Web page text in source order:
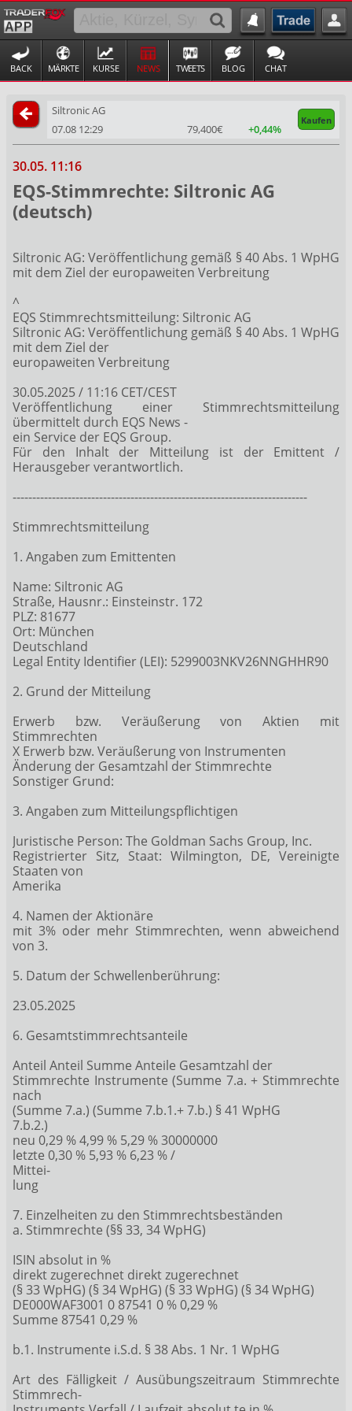
BACK MÄRKTE KURSE NEWS TWEETS BLOG CHAT
Siltronic AG
Kaufen
07.08 12:29 79,400€ +0,44%
30.05. 11:16
EQS-Stimmrechte: Siltronic AG
(deutsch)
Siltronic AG: Veröffentlichung gemäß § 40 Abs. 1 WpHG
mit dem Ziel der europaweiten Verbreitung
^
EQS Stimmrechtsmitteilung: Siltronic AG
Siltronic AG: Veröffentlichung gemäß § 40 Abs. 1 WpHG
mit dem Ziel der
europaweiten Verbreitung
30.05.2025 / 11:16 CET/CEST
Veröffentlichung einer Stimmrechtsmitteilung
übermittelt durch EQS News -
ein Service der EQS Group.
Für den Inhalt der Mitteilung ist der Emittent /
Herausgeber verantwortlich.
---------------------------------------------------------------------------
Stimmrechtsmitteilung
1. Angaben zum Emittenten
Name: Siltronic AG
Straße, Hausnr.: Einsteinstr. 172
PLZ: 81677
Ort: München
Deutschland
Legal Entity Identifier (LEI): 5299003NKV26NNGHHR90
2. Grund der Mitteilung
Erwerb bzw. Veräußerung von Aktien mit
Stimmrechten
X Erwerb bzw. Veräußerung von Instrumenten
Änderung der Gesamtzahl der Stimmrechte
Sonstiger Grund:
3. Angaben zum Mitteilungspflichtigen
Juristische Person: The Goldman Sachs Group, Inc.
Registrierter Sitz, Staat: Wilmington, DE, Vereinigte
Staaten von
Amerika
4. Namen der Aktionäre
mit 3% oder mehr Stimmrechten, wenn abweichend
von 3.
5. Datum der Schwellenberührung:
23.05.2025
6. Gesamtstimmrechtsanteile
Anteil Anteil Summe Anteile Gesamtzahl der
Stimmrechte Instrumente (Summe 7.a. + Stimmrechte
nach
(Summe 7.a.) (Summe 7.b.1.+ 7.b.) § 41 WpHG
7.b.2.)
neu 0,29 % 4,99 % 5,29 % 30000000
letzte 0,30 % 5,93 % 6,23 % /
Mittei-
lung
7. Einzelheiten zu den Stimmrechtsbeständen
a. Stimmrechte (§§ 33, 34 WpHG)
ISIN absolut in %
direkt zugerechnet direkt zugerechnet
(§ 33 WpHG) (§ 34 WpHG) (§ 33 WpHG) (§ 34 WpHG)
DE000WAF3001 0 87541 0 % 0,29 %
Summe 87541 0,29 %
b.1. Instrumente i.S.d. § 38 Abs. 1 Nr. 1 WpHG
Art des Fälligkeit / Ausübungszeitraum Stimmrechte
Stimmrech-